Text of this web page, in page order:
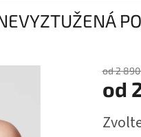
od 2 890
od
cena: